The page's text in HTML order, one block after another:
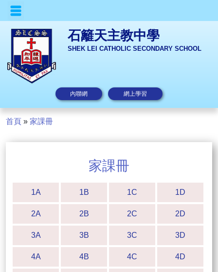
石籬天主教中學
SHEK LEI CATHOLIC SECONDARY SCHOOL
內聯網 網上學習
首頁 » 家課冊
家課冊
1A 1B 1C 1D
2A 2B 2C 2D
3A 3B 3C 3D
4A 4B 4C 4D